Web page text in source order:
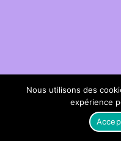
Nous utilisons des
expérience